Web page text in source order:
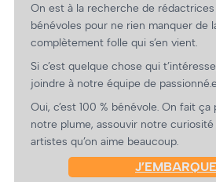
On est à la recherche de
bénévoles pour ne rien manquer de
complètement folle qui s’en vient.
Si c’est quelque chose qui
joindre à notre équipe de
Oui, c’est 100 % bénévole. On fait
notre plume, assouvir notre
artistes qu’on aime beaucoup.
J’EMBARQUE